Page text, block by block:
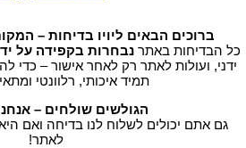
ברוכים הבאים ליויו בדיחות –
כל הבדיחות באתר נבחרות בקפידה על
ידני, ועולות לאתר רק לאחר אישור – כדי
תמיד איכותי, רלוונטי
הגולשים שולחים –
גם אתם יכולים לשלוח לנו בדיחה ואם
לאתר!